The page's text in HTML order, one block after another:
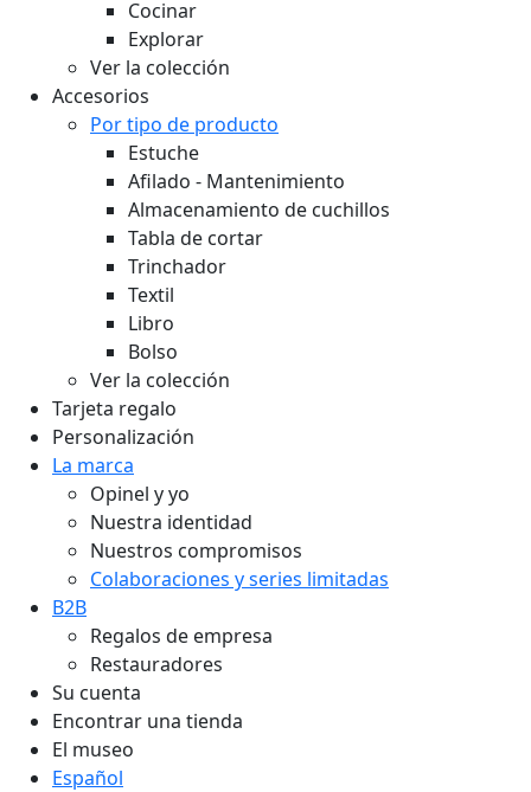
Cocinar
Explorar
Ver la colección
Accesorios
Por tipo de producto
Estuche
Afilado - Mantenimiento
Almacenamiento de cuchillos
Tabla de cortar
Trinchador
Textil
Libro
Bolso
Ver la colección
Tarjeta regalo
Personalización
La marca
Opinel y yo
Nuestra identidad
Nuestros compromisos
Colaboraciones y series limitadas
B2B
Regalos de empresa
Restauradores
Su cuenta
Encontrar una tienda
El museo
Español